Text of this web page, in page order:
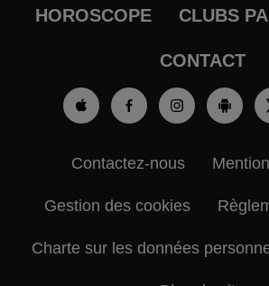
HOROSCOPE CLUBS
CONTACT
Contactez-nous
Gestion des cookies
Charte sur les données